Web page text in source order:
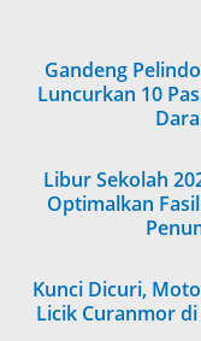
Gandeng
Luncurkan 10
Libur Sekolah
Optimalkan
Kunci Dicuri,
Licik Curanmor